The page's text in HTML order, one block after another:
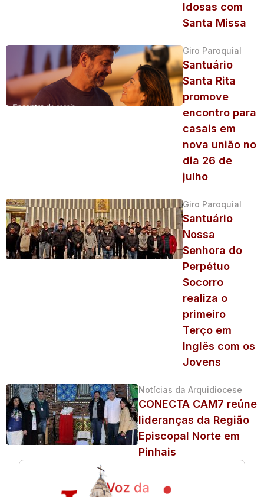
Idosas com
Santa Missa
Giro Paroquial
Santuário
Santa Rita
promove
encontro para
casais em
nova união no
dia 26 de
julho
Giro Paroquial
Santuário
Nossa
Senhora do
Perpétuo
Socorro
realiza o
primeiro
Terço em
Inglês com os
Jovens
Notícias da Arquidiocese
CONECTA CAM7 reúne
lideranças da Região
Episcopal Norte em
Pinhais